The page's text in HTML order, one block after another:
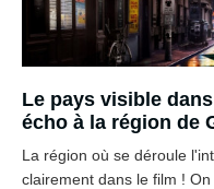
Le pays visible
écho à la région de
La région où se déroule
clairement dans le film !